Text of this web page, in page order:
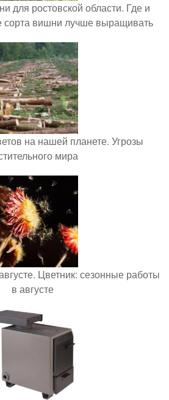
для ростовской области. Где и
сорта вишни лучше выращивать
на нашей планете. Угрозы
мира
Цветник: сезонные работы
в августе